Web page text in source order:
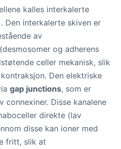
kalles interkalerte
Den interkalerte skiven er
av
og adherens
celler mekanisk, slik
Den elektriske
gap junctions, som er
connexiner. Disse kanalene
direkte (lav
disse kan ioner med
fritt, slik at